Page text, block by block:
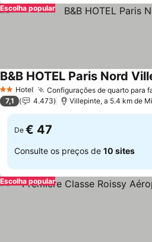
Escolha popular
2 Estrelas
Hotel Configurações de quarto para
B&B HOTEL Paris Nord
7,1 4.473 Villepinte, a 5.4 km de
De € 47
Consulte os preços de 10 sites
Escolha popular